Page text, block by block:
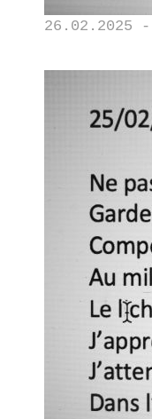
26.02.2025 -